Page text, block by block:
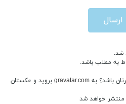
ارسال
شد.
به مطلب باشد.
باشد؟ به gravatar.com بروید و عکستان
منتشر خواهد شد